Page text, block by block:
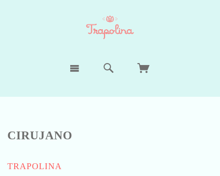
CIRUJANO
TRAPOLINA